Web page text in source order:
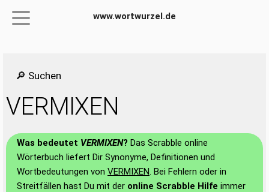
www.wortwurzel.de
🔎 Suchen
VERMIXEN
Was bedeutet VERMIXEN? Das Scrabble online
Wörterbuch liefert Dir Synonyme, Definitionen und
Wortbedeutungen von VERMIXEN. Bei Fehlern oder in
Streitfällen hast Du mit der online Scrabble Hilfe immer